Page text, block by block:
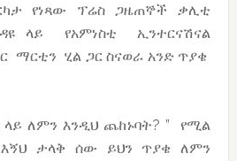
የነጻው ፕሬስ ጋዜጠኞች ቃሊቲ
ላይ የአምነስቲ ኢንተርናሽናል
ማርቲን ሂል ጋር ስናወራ አንድ ጥያቄ
ላይ ለምን እንዲህ ጨከኑባት? ” የሚል
እኝህ ታላቅ ሰው ይህን ጥያቄ ለምን